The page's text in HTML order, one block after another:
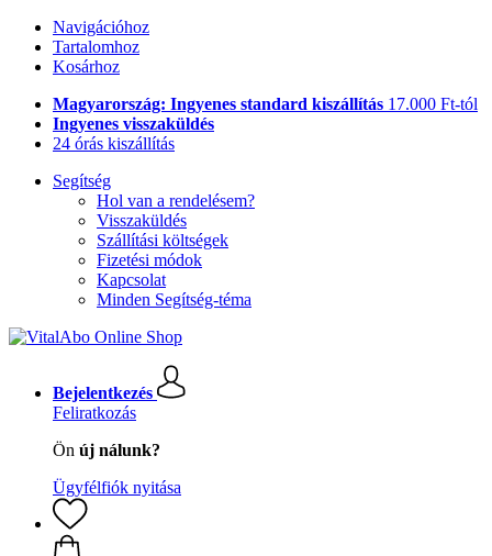
Navigációhoz
Tartalomhoz
Kosárhoz
Magyarország: Ingyenes standard kiszállítás 17.000 Ft-tól
Ingyenes visszaküldés
24 órás kiszállítás
Segítség
Hol van a rendelésem?
Visszaküldés
Szállítási költségek
Fizetési módok
Kapcsolat
Minden Segítség-téma
Bejelentkezés
Feliratkozás
Ön új nálunk?
Ügyfélfiók nyitása